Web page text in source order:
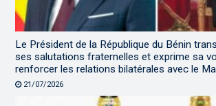
Le Président de la République du Bénin
ses salutations fraternelles et exprime sa
renforcer les relations bilatérales avec le
21/07/2026